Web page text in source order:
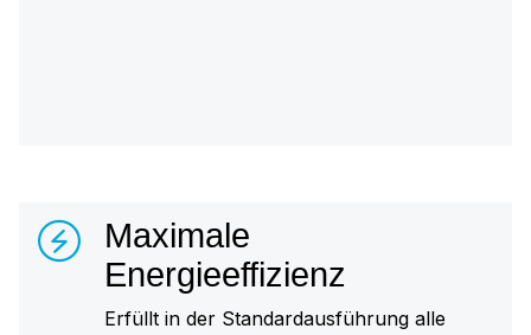
Maximale
Energieeffizienz
Erfüllt in der Standardausführung alle